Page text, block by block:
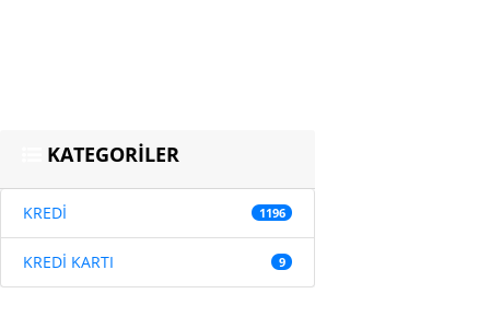
KATEGORİLER
KREDİ 1196
KREDİ KARTI 9